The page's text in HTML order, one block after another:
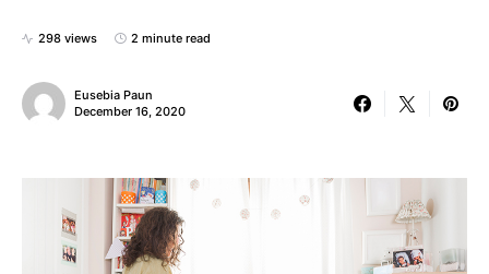
298 views 2 minute read
Eusebia Paun
December 16, 2020